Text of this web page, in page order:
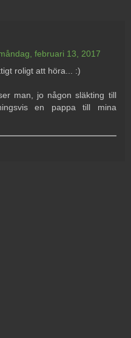
februari 13, 2017
roligt att höra... :)
man, jo någon släkting till
en pappa till mina